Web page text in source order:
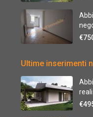
Ultime inserimenti